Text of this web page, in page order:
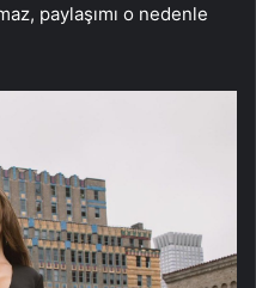
paylaşımı o nedenle